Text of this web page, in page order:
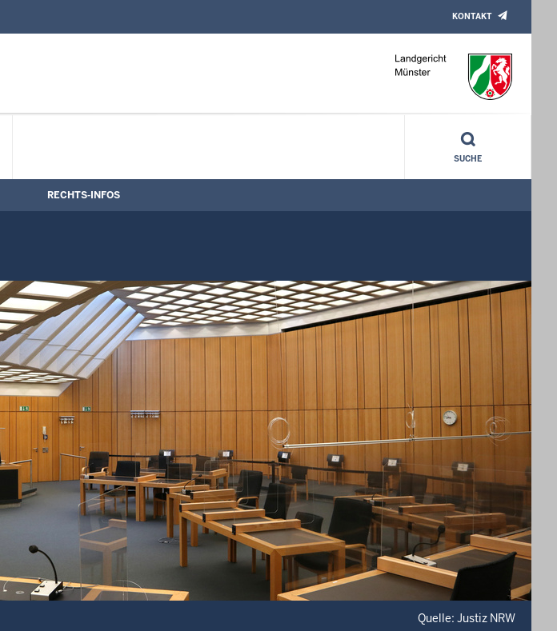
KONTAKT
SUCHE
RECHTS-INFOS
Quelle: Justiz NRW